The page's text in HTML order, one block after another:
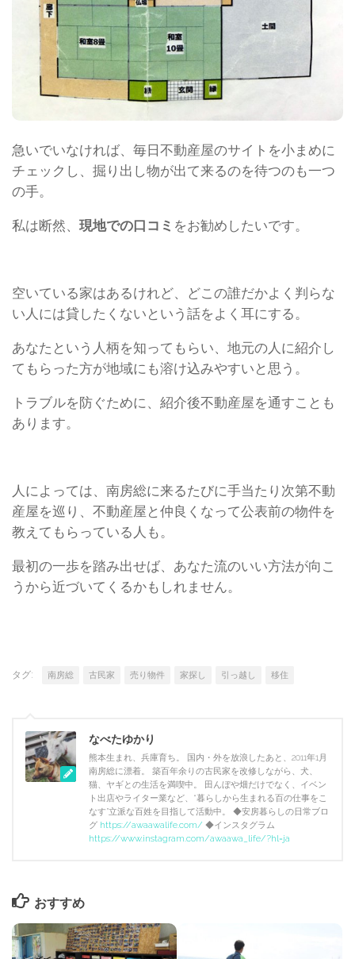
急いでいなければ、毎日不動産屋のサイトを小まめに
チェックし、掘り出し物が出て来るのを待つのも一つ
の手。
私は断然、 現地での口コミ をお勧めしたいです。
空いている家はあるけれど、どこの誰だかよく判らな
い人には貸したくないという話をよく耳にする。
あなたという人柄を知ってもらい、地元の人に紹介し
てもらった方が地域にも溶け込みやすいと思う。
トラブルを防ぐために、紹介後不動産屋を通すことも
あります。
人によっては、南房総に来るたびに手当たり次第不動
産屋を巡り、不動産屋と仲良くなって公表前の物件を
教えてもらっている人も。
最初の一歩を踏み出せば、あなた流のいい方法が向こ
うから近づいてくるかもしれません。
タグ: 南房総 古民家 売り物件 家探し 引っ越し 移住
なべたゆかり
熊本生まれ、兵庫育ち。 国内・外を放浪したあと、2011年1月
南房総に漂着。 築百年余りの古民家を改修しながら、犬、
猫、ヤギとの生活を満喫中。 田んぼや畑だけでなく、イベン
ト出店やライター業など、“暮らしから生まれる百の仕事をこ
なす”立派な百姓を目指して活動中。 ◆安房暮らしの日常ブロ
グ https://awaawalife.com/ ◆インスタグラム
https://www.instagram.com/awaawa_life/?hl=ja
おすすめ